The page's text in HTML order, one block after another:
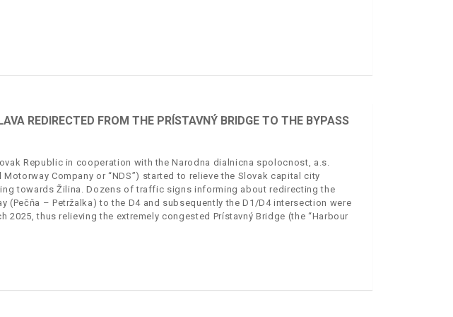
REDIRECTED FROM THE PRÍSTAVNÝ BRIDGE TO THE BYPASS
Republic in cooperation with the Narodna dialnicna spolocnost, a.s.
Company or “NDS”) started to relieve the Slovak capital city
towards Žilina. Dozens of traffic signs informing about redirecting the
(Pečňa – Petržalka) to the D4 and subsequently the D1/D4 intersection were
2025, thus relieving the extremely congested Prístavný Bridge (the “Harbour